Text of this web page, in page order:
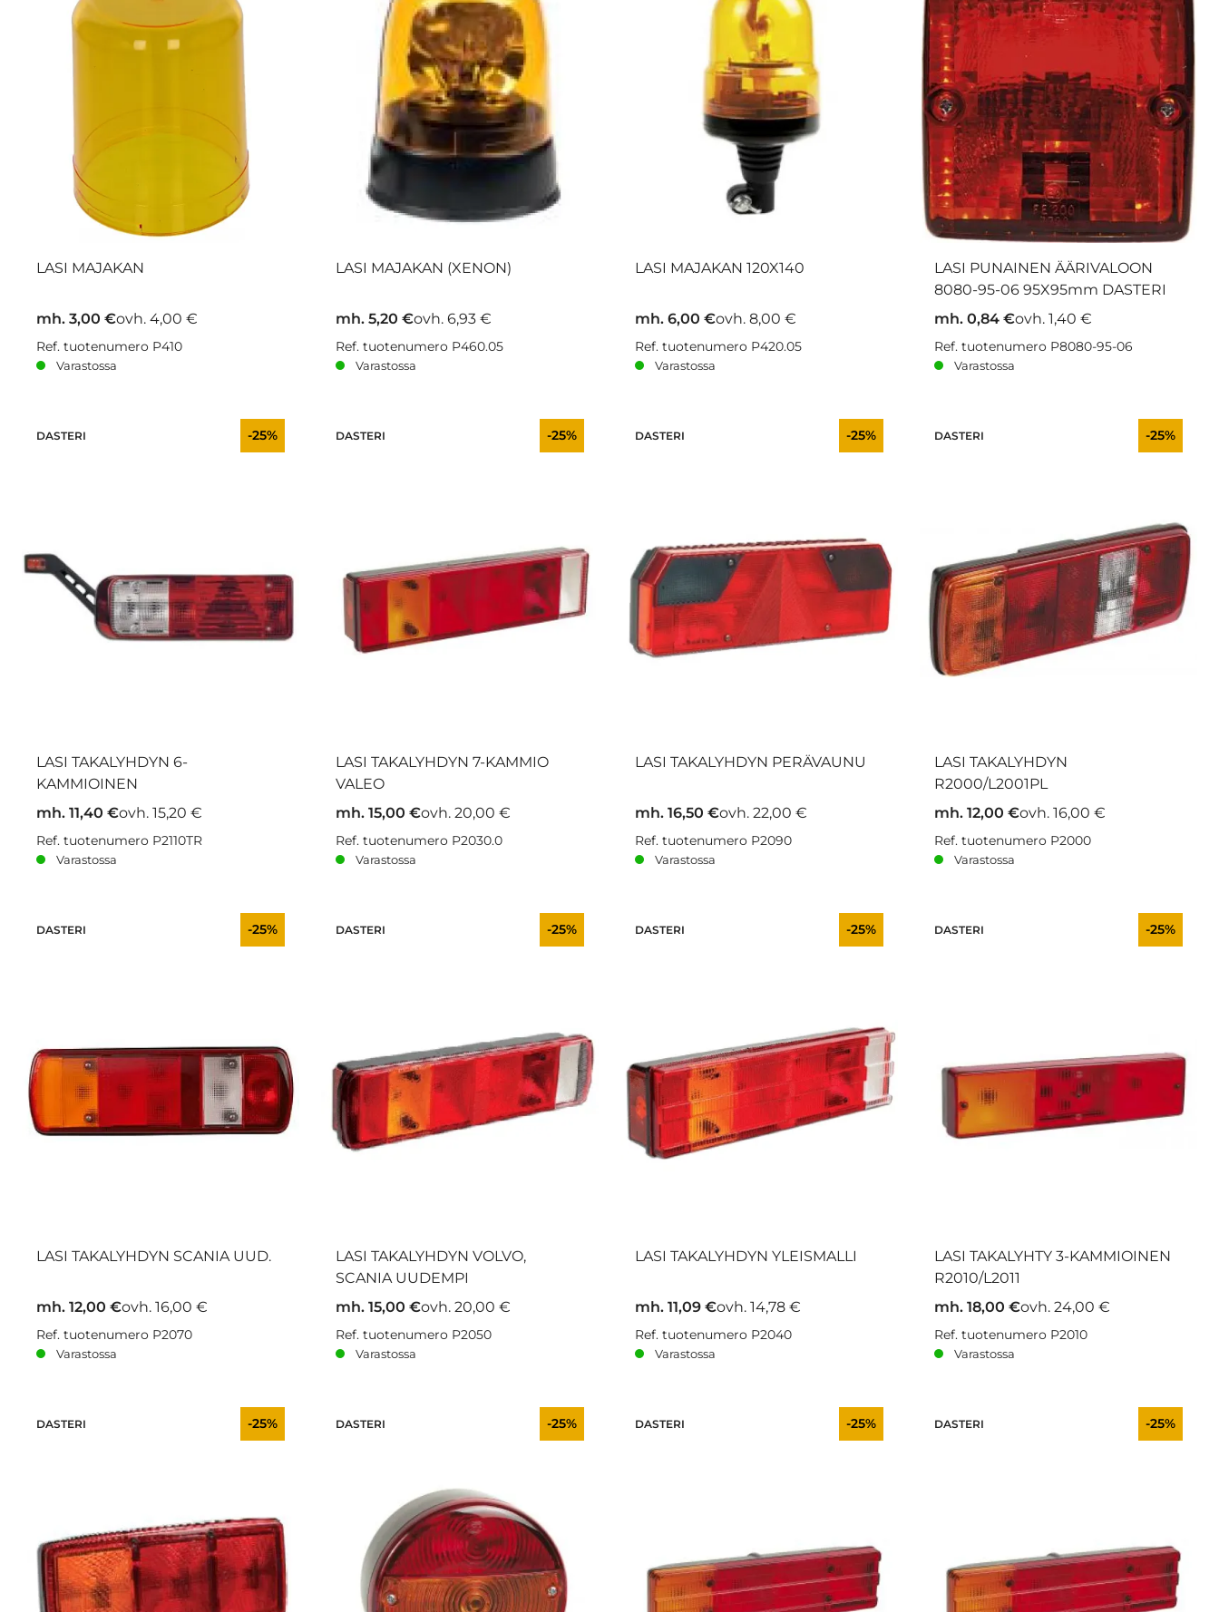
LASI MAJAKAN
mh. 3,00 €ovh. 4,00 €
Ref. tuotenumero P410
Varastossa
LASI MAJAKAN (XENON)
mh. 5,20 €ovh. 6,93 €
Ref. tuotenumero P460.05
Varastossa
LASI MAJAKAN 120X140
mh. 6,00 €ovh. 8,00 €
Ref. tuotenumero P420.05
Varastossa
LASI PUNAINEN ÄÄRIVALOON
8080-95-06 95X95mm DASTERI
mh. 0,84 €ovh. 1,40 €
Ref. tuotenumero P8080-95-06
Varastossa
DASTERI -25%
LASI TAKALYHDYN 6-
KAMMIOINEN
mh. 11,40 €ovh. 15,20 €
Ref. tuotenumero P2110TR
Varastossa
DASTERI -25%
LASI TAKALYHDYN 7-KAMMIO
VALEO
mh. 15,00 €ovh. 20,00 €
Ref. tuotenumero P2030.0
Varastossa
DASTERI -25%
LASI TAKALYHDYN PERÄVAUNU
mh. 16,50 €ovh. 22,00 €
Ref. tuotenumero P2090
Varastossa
DASTERI -25%
LASI TAKALYHDYN
R2000/L2001PL
mh. 12,00 €ovh. 16,00 €
Ref. tuotenumero P2000
Varastossa
DASTERI -25%
LASI TAKALYHDYN SCANIA UUD.
mh. 12,00 €ovh. 16,00 €
Ref. tuotenumero P2070
Varastossa
DASTERI -25%
LASI TAKALYHDYN VOLVO,
SCANIA UUDEMPI
mh. 15,00 €ovh. 20,00 €
Ref. tuotenumero P2050
Varastossa
DASTERI -25%
LASI TAKALYHDYN YLEISMALLI
mh. 11,09 €ovh. 14,78 €
Ref. tuotenumero P2040
Varastossa
DASTERI -25%
LASI TAKALYHTY 3-KAMMIOINEN
R2010/L2011
mh. 18,00 €ovh. 24,00 €
Ref. tuotenumero P2010
Varastossa
DASTERI -25% DASTERI -25% DASTERI -25% DASTERI -25%